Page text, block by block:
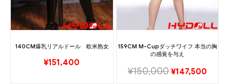
140CM爆乳リアルドール 欧米熟女
¥151,400
159CM M-Cupダッチワイフ 本当の胸
の感覚を与え
¥150,000 ¥147,500